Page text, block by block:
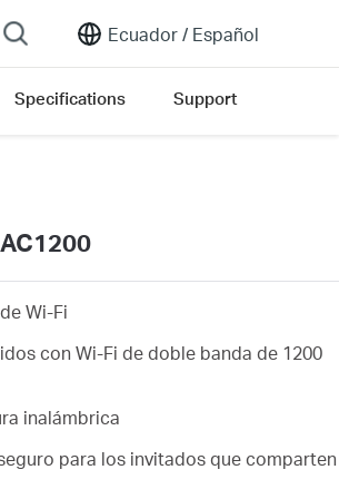
Ecuador / Español
Specifications Support
Wi-Fi
con Wi-Fi de doble banda de 1200
inalámbrica
para los invitados que comparten